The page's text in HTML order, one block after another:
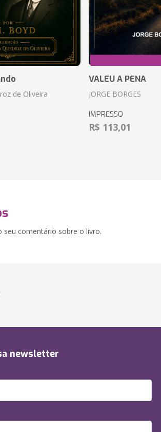
de Oliveira
VALEU A PENA
JORGE BORGES
IMPRESSO
R$ 113,01
seu comentário sobre o livro.
newsletter